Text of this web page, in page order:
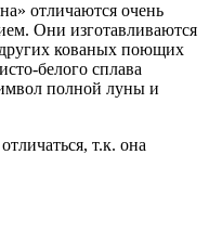
отличаются очень
Они изготавливаются
кованых поющих
белого сплава
полной луны и
т.к. она